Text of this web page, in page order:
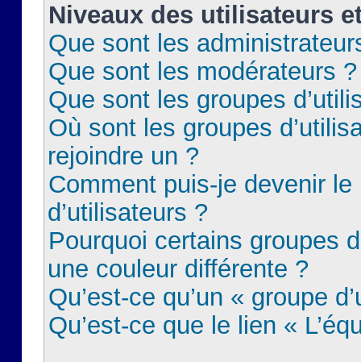
Niveaux des utilisateurs
Que sont les
Que sont les modérateurs ?
Que sont les groupes
Où sont les groupes
rejoindre un ?
Comment puis-je devenir le
d’utilisateurs ?
Pourquoi certains groupes
une couleur différente ?
Qu’est-ce qu’un « groupe
Qu’est-ce que le lien «